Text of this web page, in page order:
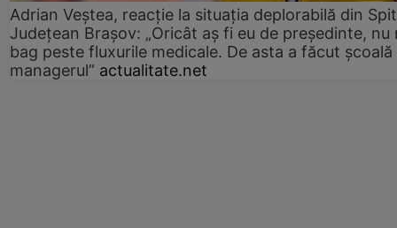
Adrian Veștea, reacție la situația deplorabilă din
Județean Brașov: „Oricât aș fi eu de președinte, nu
bag peste fluxurile medicale. De asta a făcut școală
managerul” actualitate.net